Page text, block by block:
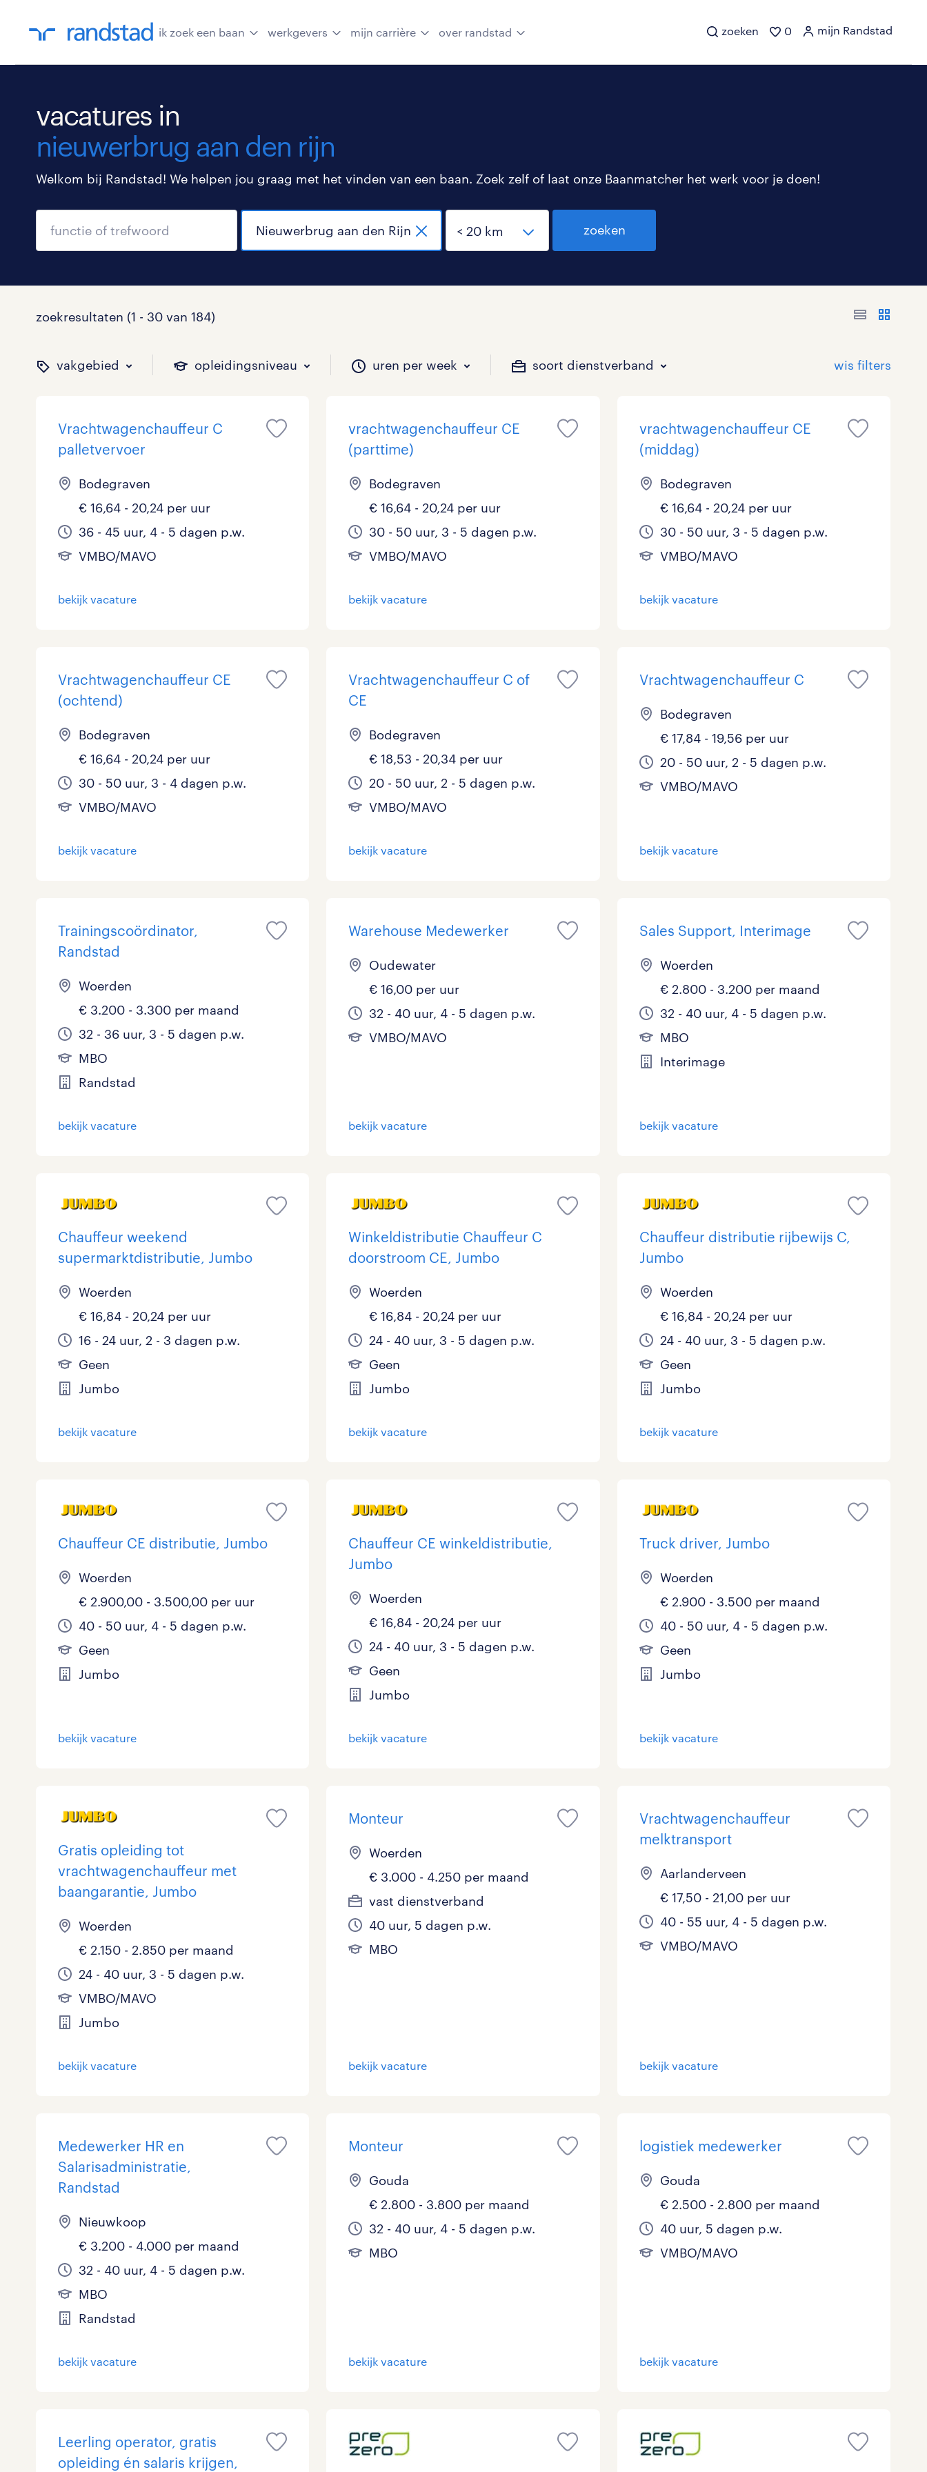
ik zoek een baan werkgevers mijn carrière over randstad zoeken 0 mijn Randstad
vacatures in
nieuwerbrug aan den rijn
Welkom bij Randstad! We helpen jou graag met het vinden van een baan. Zoek zelf of laat onze Baanmatcher het werk voor je doen!
zoeken
zoekresultaten (1 - 30 van 184)
vakgebied opleidingsniveau uren per week soort dienstverband
binnen welk vakgebied wil je werken?
Administratief 9 Beveiliging 0 0
Callcenter / Contactcenter Chauffeurs 58 Commercieel / Verkoop 6
ICT 1 Industrieel / Productie Juridisch 3
Overig Personeel & Organisatie
Secretarieel Supply chain & procurement Techniek 19
Webcare 0 Zorg / Verpleging 0
op welk niveau zoek je vacatures?
Basisonderwijs 8 Geen 57 HAVO/VWO 5
HBO 20 LBO, MAVO, VMBO 0 MBO 46
VMBO/MAVO WO 3
toon 184 resultaten
hoeveel uren per week wil je werken?
0 - 8 uur 6 9 - 16 uur 22 17 - 24 uur 39
25 - 32 uur 61 33 - 36 uur 9 37 - 40+ uur 47
welk soort dienstverband zou jij willen?
Detachering 2 Tijdelijk 35 Tijdelijk met uitzicht op vast 128
Vast 19
Vrachtwagenchauffeur C
palletvervoer
Bodegraven
€ 16,64 - 20,24 per uur
36 - 45 uur, 4 - 5 dagen p.w.
VMBO/MAVO
bekijk vacature
vrachtwagenchauffeur CE
(parttime)
Bodegraven
€ 16,64 - 20,24 per uur
30 - 50 uur, 3 - 5 dagen p.w.
VMBO/MAVO
bekijk vacature
vrachtwagenchauffeur CE
(middag)
Bodegraven
€ 16,64 - 20,24 per uur
30 - 50 uur, 3 - 5 dagen p.w.
VMBO/MAVO
bekijk vacature
Vrachtwagenchauffeur CE
(ochtend)
Bodegraven
€ 16,64 - 20,24 per uur
30 - 50 uur, 3 - 4 dagen p.w.
VMBO/MAVO
bekijk vacature
Vrachtwagenchauffeur C of
CE
Bodegraven
€ 18,53 - 20,34 per uur
20 - 50 uur, 2 - 5 dagen p.w.
VMBO/MAVO
bekijk vacature
Vrachtwagenchauffeur C
Bodegraven
€ 17,84 - 19,56 per uur
20 - 50 uur, 2 - 5 dagen p.w.
VMBO/MAVO
bekijk vacature
Trainingscoördinator,
Randstad
Woerden
€ 3.200 - 3.300 per maand
32 - 36 uur, 3 - 5 dagen p.w.
MBO
Randstad
bekijk vacature
Warehouse Medewerker
Oudewater
€ 16,00 per uur
32 - 40 uur, 4 - 5 dagen p.w.
VMBO/MAVO
bekijk vacature
Sales Support, Interimage
Woerden
€ 2.800 - 3.200 per maand
32 - 40 uur, 4 - 5 dagen p.w.
MBO
Interimage
bekijk vacature
Chauffeur weekend
supermarktdistributie, Jumbo
Woerden
€ 16,84 - 20,24 per uur
16 - 24 uur, 2 - 3 dagen p.w.
Geen
Jumbo
bekijk vacature
Winkeldistributie Chauffeur C
doorstroom CE, Jumbo
Woerden
€ 16,84 - 20,24 per uur
24 - 40 uur, 3 - 5 dagen p.w.
Geen
Jumbo
bekijk vacature
Chauffeur distributie rijbewijs C,
Jumbo
Woerden
€ 16,84 - 20,24 per uur
24 - 40 uur, 3 - 5 dagen p.w.
Geen
Jumbo
bekijk vacature
Chauffeur CE distributie, Jumbo
Woerden
€ 2.900,00 - 3.500,00 per uur
40 - 50 uur, 4 - 5 dagen p.w.
Geen
Jumbo
bekijk vacature
Chauffeur CE winkeldistributie,
Jumbo
Woerden
€ 16,84 - 20,24 per uur
24 - 40 uur, 3 - 5 dagen p.w.
Geen
Jumbo
bekijk vacature
Truck driver, Jumbo
Woerden
€ 2.900 - 3.500 per maand
40 - 50 uur, 4 - 5 dagen p.w.
Geen
Jumbo
bekijk vacature
Gratis opleiding tot
vrachtwagenchauffeur met
baangarantie, Jumbo
Woerden
€ 2.150 - 2.850 per maand
24 - 40 uur, 3 - 5 dagen p.w.
VMBO/MAVO
Jumbo
bekijk vacature
Monteur
Woerden
€ 3.000 - 4.250 per maand
vast dienstverband
40 uur, 5 dagen p.w.
MBO
bekijk vacature
Vrachtwagenchauffeur
melktransport
Aarlanderveen
€ 17,50 - 21,00 per uur
40 - 55 uur, 4 - 5 dagen p.w.
VMBO/MAVO
bekijk vacature
Medewerker HR en
Salarisadministratie,
Randstad
Nieuwkoop
€ 3.200 - 4.000 per maand
32 - 40 uur, 4 - 5 dagen p.w.
MBO
Randstad
bekijk vacature
Monteur
Gouda
€ 2.800 - 3.800 per maand
32 - 40 uur, 4 - 5 dagen p.w.
MBO
bekijk vacature
logistiek medewerker
Gouda
€ 2.500 - 2.800 per maand
40 uur, 5 dagen p.w.
VMBO/MAVO
bekijk vacature
Leerling operator, gratis
opleiding én salaris krijgen,